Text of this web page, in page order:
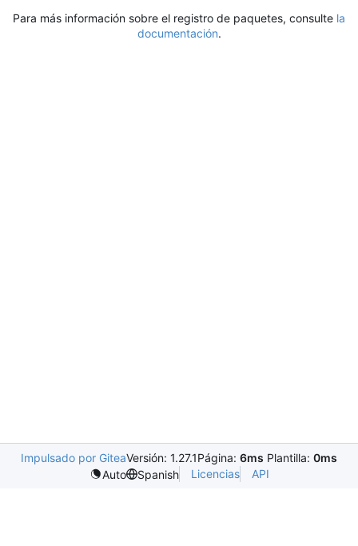
Para más información sobre el registro de paquetes, consulte la
documentación.
Impulsado por GiteaVersión: 1.27.1Página: 6ms Plantilla: 0ms
Auto
Spanish Licencias API